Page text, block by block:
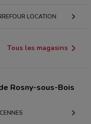
LOCATION
Tous les magasins
Rosny-sous-Bois